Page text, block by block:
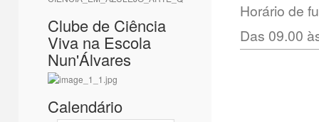
Clube de Ciência
Viva na Escola
Nun'Álvares
Calendário
Horário de
Das 09.00